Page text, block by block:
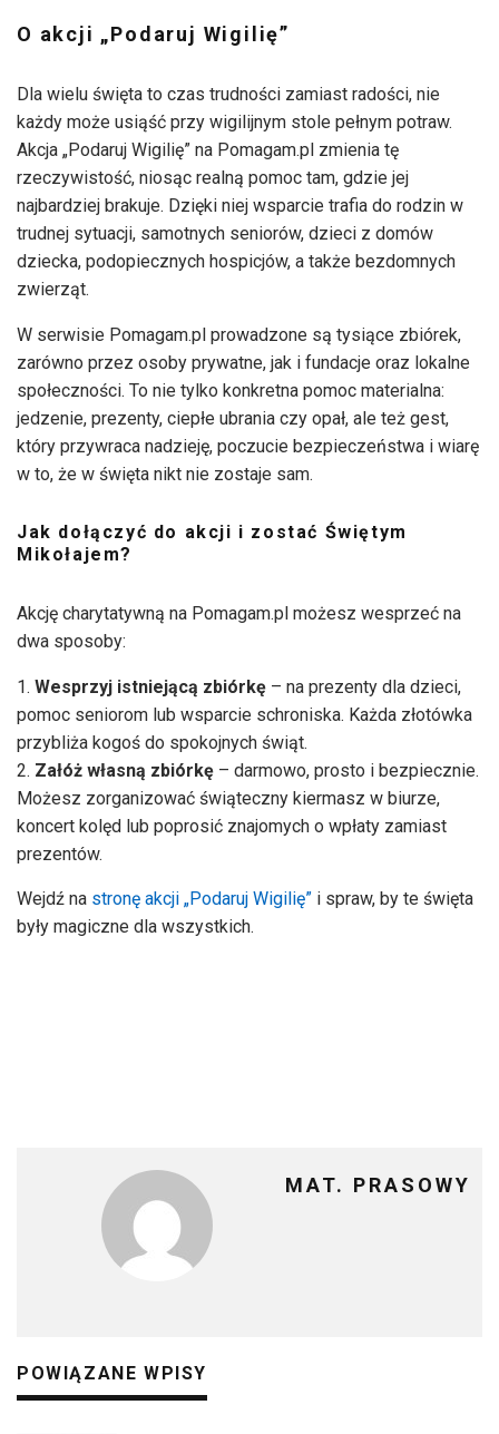
O akcji „Podaruj Wigilię”
Dla wielu święta to czas trudności zamiast radości, nie
każdy może usiąść przy wigilijnym stole pełnym potraw.
Akcja „Podaruj Wigilię” na Pomagam.pl zmienia tę
rzeczywistość, niosąc realną pomoc tam, gdzie jej
najbardziej brakuje. Dzięki niej wsparcie trafia do rodzin w
trudnej sytuacji, samotnych seniorów, dzieci z domów
dziecka, podopiecznych hospicjów, a także bezdomnych
zwierząt.
W serwisie Pomagam.pl prowadzone są tysiące zbiórek,
zarówno przez osoby prywatne, jak i fundacje oraz lokalne
społeczności. To nie tylko konkretna pomoc materialna:
jedzenie, prezenty, ciepłe ubrania czy opał, ale też gest,
który przywraca nadzieję, poczucie bezpieczeństwa i wiarę
w to, że w święta nikt nie zostaje sam.
Jak dołączyć do akcji i zostać Świętym
Mikołajem?
Akcję charytatywną na Pomagam.pl możesz wesprzeć na
dwa sposoby:
Wesprzyj istniejącą zbiórkę – na prezenty dla dzieci,
pomoc seniorom lub wsparcie schroniska. Każda złotówka
przybliża kogoś do spokojnych świąt.
Załóż własną zbiórkę – darmowo, prosto i bezpiecznie.
Możesz zorganizować świąteczny kiermasz w biurze,
koncert kolęd lub poprosić znajomych o wpłaty zamiast
prezentów.
Wejdź na stronę akcji „Podaruj Wigilię” i spraw, by te święta
były magiczne dla wszystkich.
MAT. PRASOWY
POWIĄZANE WPISY